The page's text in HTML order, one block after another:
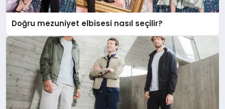
Doğru mezuniyet elbisesi nasıl seçilir?